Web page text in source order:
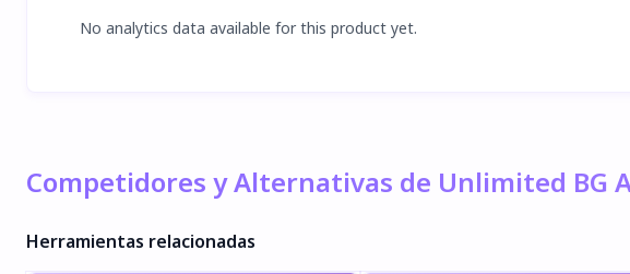
No analytics data available for this product yet.
Competidores y Alternativas de Unlimited BG
Herramientas relacionadas